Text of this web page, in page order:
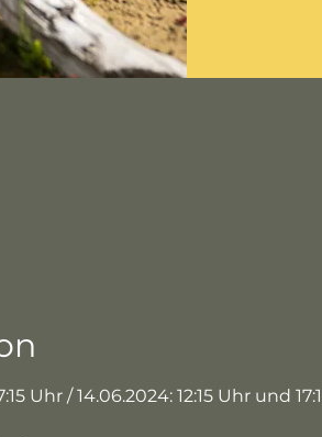
Uhr / 14.06.2024: 12:15 Uhr und